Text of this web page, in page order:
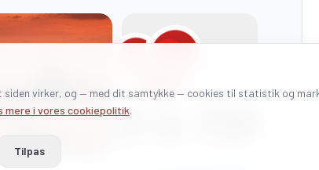
siden virker, og — med dit samtykke — cookies til statistik og
mere i vores cookiepolitik.
Tilpas